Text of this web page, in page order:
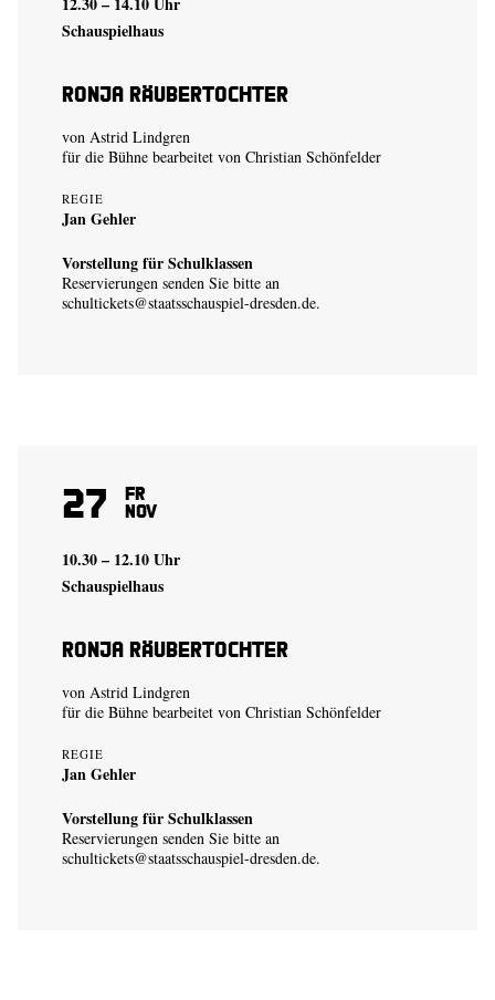
Schauspielhaus
Ronja Räubertochter
von Astrid Lindgren
für die Bühne bearbeitet von Christian Schönfelder
REGIE
Jan Gehler
Vorstellung für Schulklassen
Reservierungen senden Sie bitte an
schultickets@staatsschauspiel-dresden.de.
27 Fr
Nov
10.30 – 12.10 Uhr
Schauspielhaus
Ronja Räubertochter
von Astrid Lindgren
für die Bühne bearbeitet von Christian Schönfelder
REGIE
Jan Gehler
Vorstellung für Schulklassen
Reservierungen senden Sie bitte an
schultickets@staatsschauspiel-dresden.de.